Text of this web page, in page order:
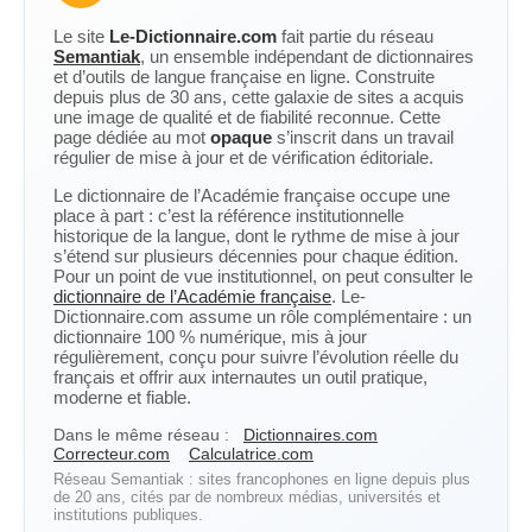
Le site Le-Dictionnaire.com fait partie du réseau
Semantiak, un ensemble indépendant de dictionnaires
et d’outils de langue française en ligne. Construite
depuis plus de 30 ans, cette galaxie de sites a acquis
une image de qualité et de fiabilité reconnue. Cette
page dédiée au mot opaque s’inscrit dans un travail
régulier de mise à jour et de vérification éditoriale.
Le dictionnaire de l’Académie française occupe une
place à part : c’est la référence institutionnelle
historique de la langue, dont le rythme de mise à jour
s’étend sur plusieurs décennies pour chaque édition.
Pour un point de vue institutionnel, on peut consulter le
dictionnaire de l’Académie française. Le-
Dictionnaire.com assume un rôle complémentaire : un
dictionnaire 100 % numérique, mis à jour
régulièrement, conçu pour suivre l’évolution réelle du
français et offrir aux internautes un outil pratique,
moderne et fiable.
Dans le même réseau :
Dictionnaires.com
Correcteur.com
Calculatrice.com
Réseau Semantiak : sites francophones en ligne depuis plus
de 20 ans, cités par de nombreux médias, universités et
institutions publiques.